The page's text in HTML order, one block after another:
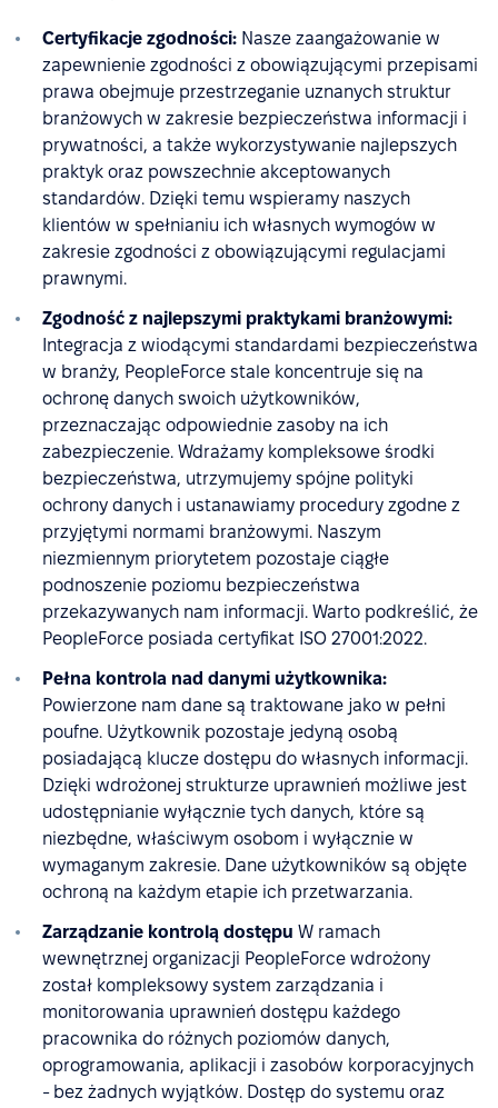
Certyfikacje zgodności: Nasze zaangażowanie w
zapewnienie zgodności z obowiązującymi przepisami
prawa obejmuje przestrzeganie uznanych struktur
branżowych w zakresie bezpieczeństwa informacji i
prywatności, a także wykorzystywanie najlepszych
praktyk oraz powszechnie akceptowanych
standardów. Dzięki temu wspieramy naszych
klientów w spełnianiu ich własnych wymogów w
zakresie zgodności z obowiązującymi regulacjami
prawnymi.
Zgodność z najlepszymi praktykami branżowymi:
Integracja z wiodącymi standardami bezpieczeństwa
w branży, PeopleForce stale koncentruje się na
ochronę danych swoich użytkowników,
przeznaczając odpowiednie zasoby na ich
zabezpieczenie. Wdrażamy kompleksowe środki
bezpieczeństwa, utrzymujemy spójne polityki
ochrony danych i ustanawiamy procedury zgodne z
przyjętymi normami branżowymi. Naszym
niezmiennym priorytetem pozostaje ciągłe
podnoszenie poziomu bezpieczeństwa
przekazywanych nam informacji. Warto podkreślić, że
PeopleForce posiada certyfikat ISO 27001:2022.
Pełna kontrola nad danymi użytkownika:
Powierzone nam dane są traktowane jako w pełni
poufne. Użytkownik pozostaje jedyną osobą
posiadającą klucze dostępu do własnych informacji.
Dzięki wdrożonej strukturze uprawnień możliwe jest
udostępnianie wyłącznie tych danych, które są
niezbędne, właściwym osobom i wyłącznie w
wymaganym zakresie. Dane użytkowników są objęte
ochroną na każdym etapie ich przetwarzania.
Zarządzanie kontrolą dostępu W ramach
wewnętrznej organizacji PeopleForce wdrożony
został kompleksowy system zarządzania i
monitorowania uprawnień dostępu każdego
pracownika do różnych poziomów danych,
oprogramowania, aplikacji i zasobów korporacyjnych
- bez żadnych wyjątków. Dostęp do systemu oraz